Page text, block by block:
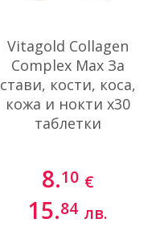
Vitagold Collagen
Complex Max За
стави, кости, коса,
кожа и нокти x30
таблетки
8.10 €
15.84 лв.